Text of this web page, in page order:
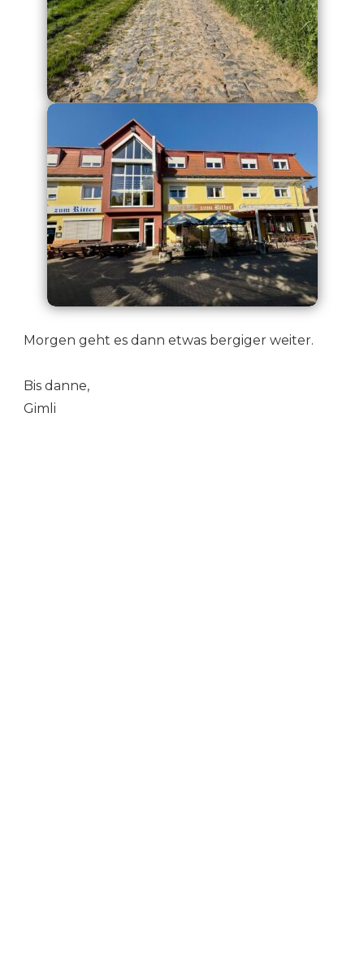
Morgen geht es dann etwas bergiger weiter.
Bis danne,
Gimli